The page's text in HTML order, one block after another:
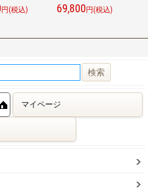
円(税込) 69,800円(税込)
マイページ